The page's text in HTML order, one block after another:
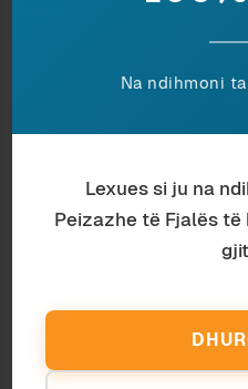
December
MES DY ALBANIVE
Na ndihmoni
Lexues si ju na
Peizazhe të Fjalës